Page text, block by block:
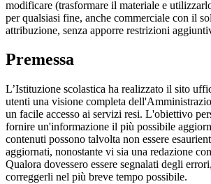
modificare (trasformare il materiale e
per qualsiasi fine, anche commerciale con il
attribuzione, senza apporre restrizioni
Premessa
L’Istituzione scolastica ha realizzato il sito
utenti una visione completa
un facile accesso ai servizi resi. L'obiettivo
fornire un'informazione il più possibile
contenuti possono talvolta non essere
aggiornati, nonostante vi sia una redazione
Qualora dovessero essere segnalati degli
correggerli nel più breve tempo possibile.